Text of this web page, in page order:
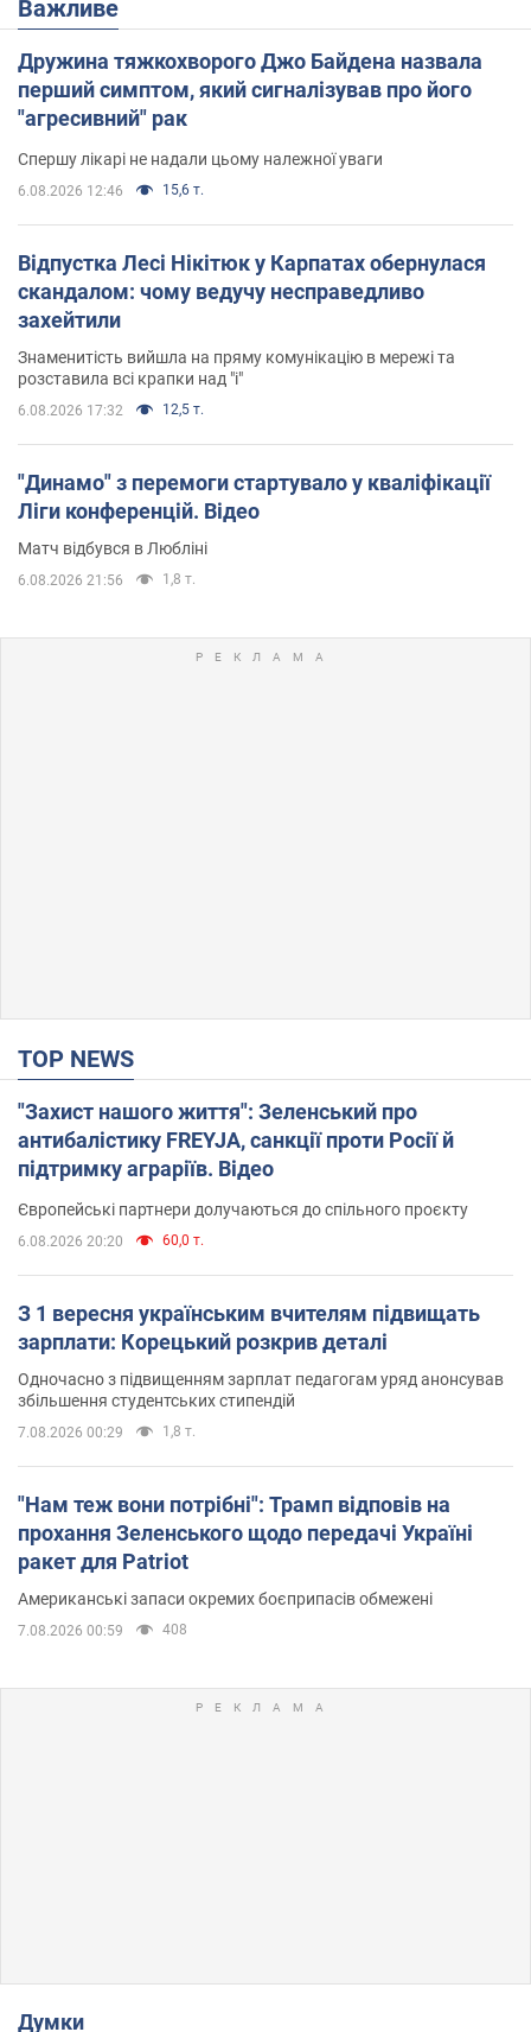
Важливе
Дружина тяжкохворого Джо Байдена назвала
перший симптом, який сигналізував про його
"агресивний" рак
Спершу лікарі не надали цьому належної уваги
6.08.2026 12:46 15,6 т.
Відпустка Лесі Нікітюк у Карпатах обернулася
скандалом: чому ведучу несправедливо
захейтили
Знаменитість вийшла на пряму комунікацію в мережі та
розставила всі крапки над "і"
6.08.2026 17:32 12,5 т.
"Динамо" з перемоги стартувало у кваліфікації
Ліги конференцій. Відео
Матч відбувся в Любліні
6.08.2026 21:56 1,8 т.
TOP NEWS
"Захист нашого життя": Зеленський про
антибалістику FREYJA, санкції проти Росії й
підтримку аграріїв. Відео
Європейські партнери долучаються до спільного проєкту
6.08.2026 20:20 60,0 т.
З 1 вересня українським вчителям підвищать
зарплати: Корецький розкрив деталі
Одночасно з підвищенням зарплат педагогам уряд анонсував
збільшення студентських стипендій
7.08.2026 00:29 1,8 т.
"Нам теж вони потрібні": Трамп відповів на
прохання Зеленського щодо передачі Україні
ракет для Patriot
Американські запаси окремих боєприпасів обмежені
7.08.2026 00:59 408
Думки